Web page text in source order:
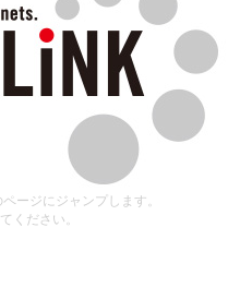
ージにジャンプします。
ください。